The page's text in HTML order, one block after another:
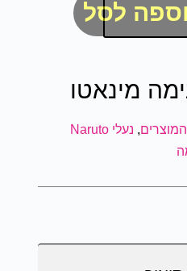
לסל
מינאטו
, נעלי Naruto